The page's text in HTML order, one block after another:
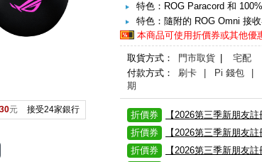
元 接受24家銀行
特色：ROG Paracord 和
特色：隨附的 ROG Omni 接
本商品可使用折價券或其他優
取貨方式： 門市取貨
宅配
付款方式：
刷卡 | Pi 錢包 |
期
折價券
【2026第三季新朋友
折價券
【2026第三季新朋友
折價券
【2026第三季新朋友